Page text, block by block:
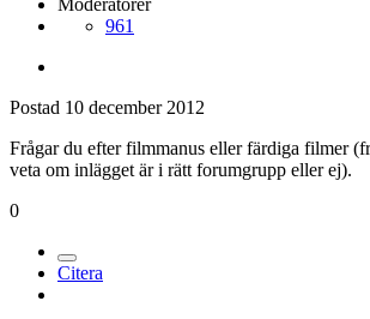
Moderatorer
961
Postad 10 december 2012
Frågar du efter filmmanus eller färdiga filmer
veta om inlägget är i rätt forumgrupp eller ej).
0
Citera